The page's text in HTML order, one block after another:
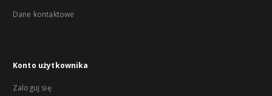
Dane kontaktowe
Konto użytkownika
Zaloguj się